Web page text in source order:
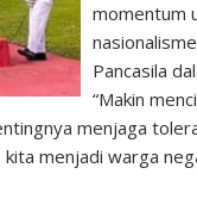
momentum
Pancasila
“Makin
menjaga
kita menjadi warga